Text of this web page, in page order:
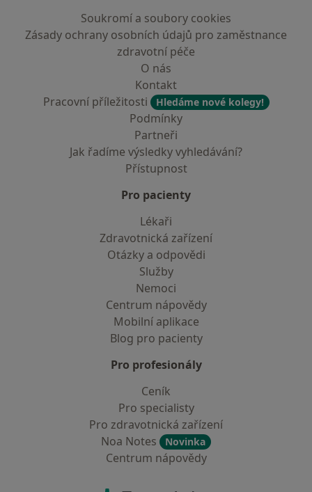
Soukromí a soubory cookies
Zásady ochrany osobních údajů pro zaměstnance
zdravotní péče
O nás
Kontakt
Pracovní příležitosti
Hledáme nové kolegy!
Podmínky
Partneři
Jak řadíme výsledky vyhledávání?
Přístupnost
Pro pacienty
Lékaři
Zdravotnická zařízení
Otázky a odpovědi
Služby
Nemoci
Centrum nápovědy
Mobilní aplikace
Blog pro pacienty
Pro profesionály
Ceník
Pro specialisty
Pro zdravotnická zařízení
Noa Notes
Novinka
Centrum nápovědy